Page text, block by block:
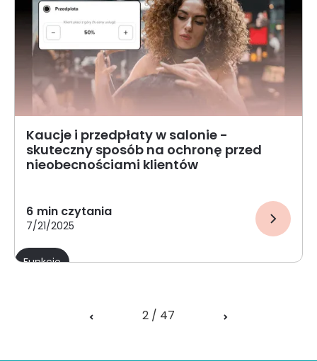
Kaucje i przedpłaty w salonie -
skuteczny sposób na ochronę przed
nieobecnościami klientów
6 min czytania
7/21/2025
Funkcje
2 / 47